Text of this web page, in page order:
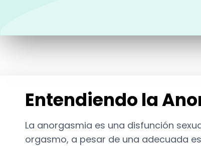
Entendiendo la
La anorgasmia es una disfunción
orgasmo, a pesar de una adecuada